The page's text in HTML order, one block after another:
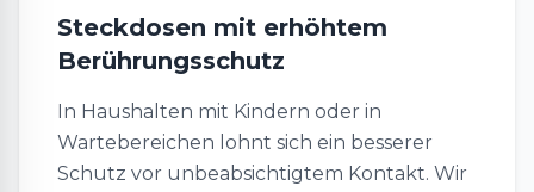
Steckdosen mit erhöhtem
Berührungsschutz
In Haushalten mit Kindern oder in
Wartebereichen lohnt sich ein besserer
Schutz vor unbeabsichtigtem Kontakt. Wir